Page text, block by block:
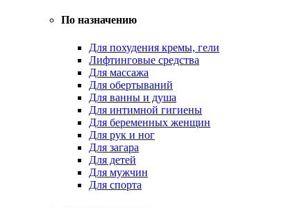
По назначению
Для похудения кремы, гели
Лифтинговые средства
Для массажа
Для обертываний
Для ванны и душа
Для интимной гигиены
Для беременных женщин
Для рук и ног
Для загара
Для детей
Для мужчин
Для спорта